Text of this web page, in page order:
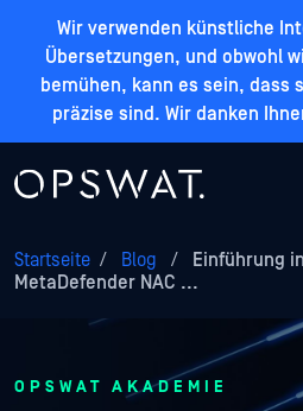
Wir verwenden künstliche
Übersetzungen, und obwohl
bemühen, kann es sein, dass
präzise sind. Wir danken
Startseite / Blog /
Einführung
MetaDefender NAC ...
OPSWAT AKADEMIE